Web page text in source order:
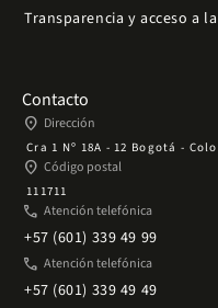
Transparencia y acceso a
Contacto
place Dirección
Cra 1 Nº 18A - 12 Bogotá -
place Código postal
111711
phone Atención telefónica
+57 (601) 339 49 99
phone Atención telefónica
+57 (601) 339 49 49